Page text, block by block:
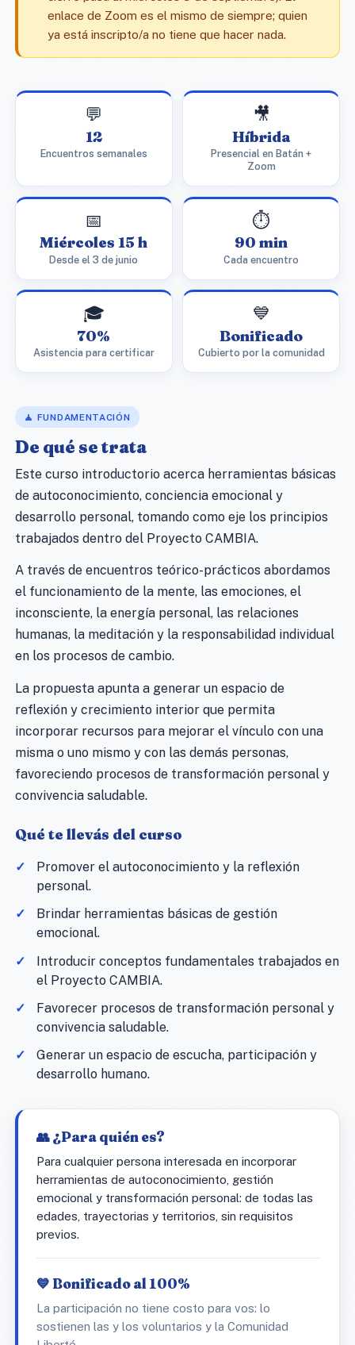
enlace de Zoom es el mismo de siempre; quien
ya está inscripto/a no tiene que hacer nada.
💬
12
Encuentros semanales
🎥
Híbrida
Presencial en Batán +
Zoom
📅
Miércoles 15 h
Desde el 3 de junio
⏱️
90 min
Cada encuentro
🎓
70%
Asistencia para certificar
💙
Bonificado
Cubierto por la comunidad
🧘 FUNDAMENTACIÓN
De qué se trata
Este curso introductorio acerca herramientas básicas
de autoconocimiento, conciencia emocional y
desarrollo personal, tomando como eje los principios
trabajados dentro del Proyecto CAMBIA.
A través de encuentros teórico-prácticos abordamos
el funcionamiento de la mente, las emociones, el
inconsciente, la energía personal, las relaciones
humanas, la meditación y la responsabilidad individual
en los procesos de cambio.
La propuesta apunta a generar un espacio de
reflexión y crecimiento interior que permita
incorporar recursos para mejorar el vínculo con una
misma o uno mismo y con las demás personas,
favoreciendo procesos de transformación personal y
convivencia saludable.
Qué te llevás del curso
Promover el autoconocimiento y la reflexión
personal.
Brindar herramientas básicas de gestión
emocional.
Introducir conceptos fundamentales trabajados en
el Proyecto CAMBIA.
Favorecer procesos de transformación personal y
convivencia saludable.
Generar un espacio de escucha, participación y
desarrollo humano.
👥 ¿Para quién es?
Para cualquier persona interesada en incorporar
herramientas de autoconocimiento, gestión
emocional y transformación personal: de todas las
edades, trayectorias y territorios, sin requisitos
previos.
💙 Bonificado al 100%
La participación no tiene costo para vos: lo
sostienen las y los voluntarios y la Comunidad